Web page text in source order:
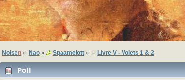
Noisen » Nao» Spaamelott» Livre V - Volets 1 & 2
Poll